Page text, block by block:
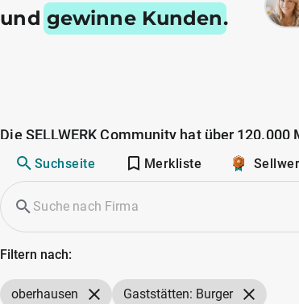
und gewinne Kunden.
Die SELLWERK Community hat über 120.000
Suchseite Merkliste
Filtern nach:
oberhausen Gaststätten: Burger